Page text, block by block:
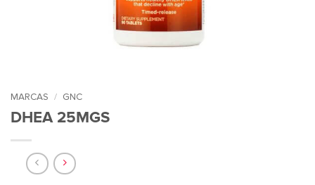
MARCAS / GNC
DHEA 25MGS